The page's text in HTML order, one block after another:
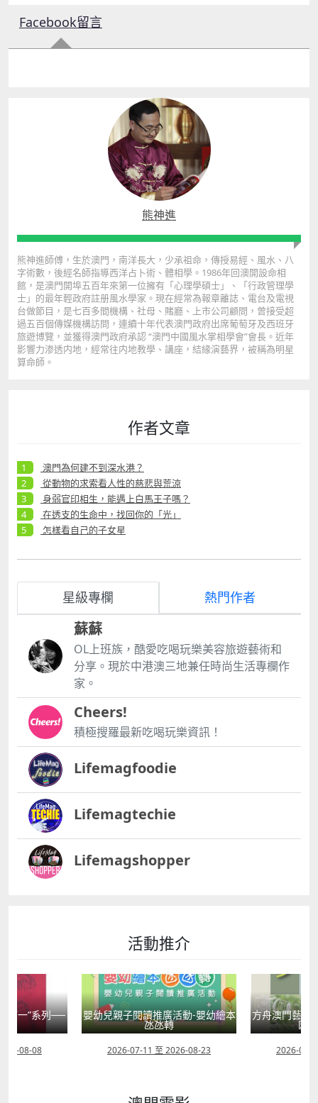
Facebook留言
熊神進
熊神進師傅，生於澳門，南洋長大，少承祖命，傳授易經、風水、八
字術數，後經名師指導西洋占卜術、體相學。1986年回澳開設命相
館，是澳門開埠五百年來第一位擁有「心理學碩士」、「行政管理學
士」的最年輕政府註册風水學家。現在經常為報章離誌、電台及電視
台做節目，是七百多間機構、社母、賭廳、上市公司顧問，曾接受超
過五百個傳媒機構訪問，連續十年代表澳門政府出席葡萄牙及西班牙
旅遊博覽，並獲得澳門政府承認 “澳門中國風水掌相學會”會長。近年
影響力渗透内地，經常往内地教學、講座，結緣演藝界，被稱為明星
算命師。
作者文章
澳門為何建不到深水港？
從動物的求索看人性的慈悲與荒涼
身弱官印相生，能遇上白馬王子嗎？
在透支的生命中，找回你的「光」
怎樣看自己的子女星
星級專欄 熱門作者
蘇蘇
OL上班族，酷愛吃喝玩樂美容旅遊藝術和
分享。現於中港澳三地兼任時尚生活專欄作
家。
Cheers!
積極搜羅最新吃喝玩樂資訊！
Lifemagfoodie
Lifemagtechie
Lifemagshopper
活動推介
第一”系列──
08-08
嬰幼兒親子閱讀推廣活動-嬰幼繪本
氹氹轉
2026-07-11 至 2026-08-23
方舟澳門藝術
匯
2026-08-